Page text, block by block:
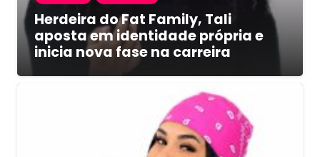
Herdeira do Fat Family, Tali
aposta em identidade própria e
inicia nova fase na carreira